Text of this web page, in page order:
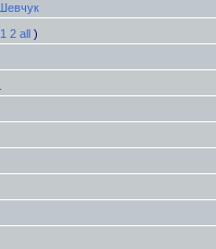
1 2 all)